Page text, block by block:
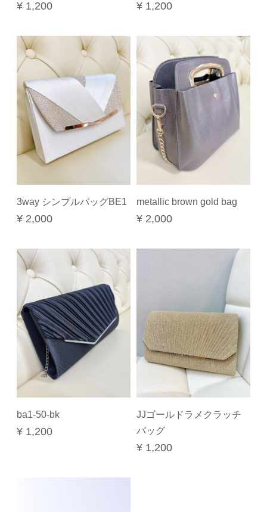
¥ 1,200 ¥ 1,200
3way シンプルバッグBE1
¥ 2,000
metallic brown gold bag
¥ 2,000
ba1-50-bk
¥ 1,200
JJゴールドラメクラッチ
バッグ
¥ 1,200